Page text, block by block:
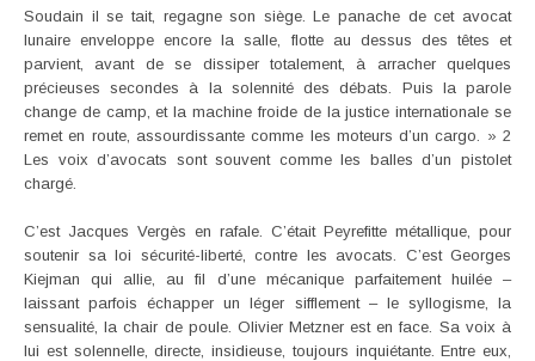
Soudain il se tait, regagne son siège. Le panache de cet avocat
lunaire enveloppe encore la salle, flotte au dessus des têtes et
parvient, avant de se dissiper totalement, à arracher quelques
précieuses secondes à la solennité des débats. Puis la parole
change de camp, et la machine froide de la justice internationale se
remet en route, assourdissante comme les moteurs d’un cargo. » 2
Les voix d’avocats sont souvent comme les balles d’un pistolet
chargé.
C’est Jacques Vergès en rafale. C’était Peyrefitte métallique, pour
soutenir sa loi sécurité-liberté, contre les avocats. C’est Georges
Kiejman qui allie, au fil d’une mécanique parfaitement huilée –
laissant parfois échapper un léger sifflement – le syllogisme, la
sensualité, la chair de poule. Olivier Metzner est en face. Sa voix à
lui est solennelle, directe, insidieuse, toujours inquiétante. Entre eux,